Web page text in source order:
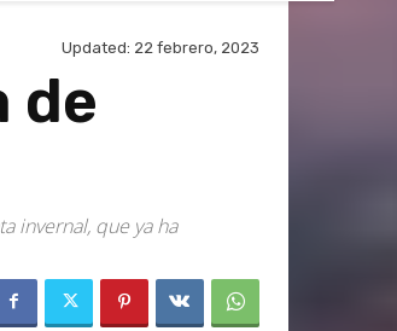
Updated: 22 febrero, 2023
de
invernal, que ya ha